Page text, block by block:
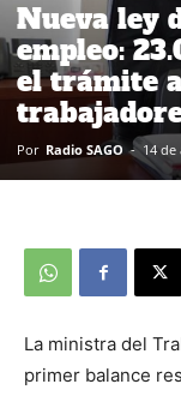
Nueva ley
empleo:
el trámite
Por Radio SAGO - 14
La ministra del
primer balance